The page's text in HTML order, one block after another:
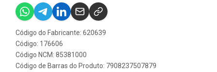
Código do Fabricante: 620639
Código: 176606
Código NCM: 85381000
Código de Barras do Produto: 7908237507879